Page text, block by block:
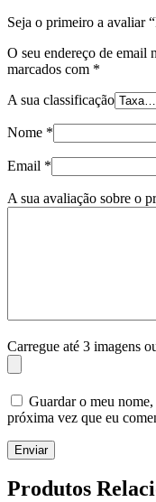
Seja o primeiro a avaliar
O seu endereço de email
marcados com *
A sua classificação
Nome *
Email *
A sua avaliação sobre o
Carregue até 3 imagens
Guardar o meu
próxima vez que eu
Enviar
Produtos